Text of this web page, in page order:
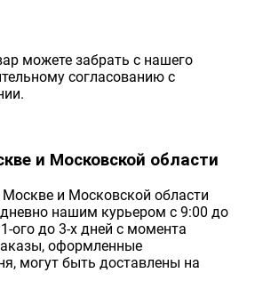
можете забрать с нашего
согласованию с
и Московской области
и Московской области
нашим курьером с 9:00 до
ого до 3-х дней с момента
оформленные
могут быть доставлены на